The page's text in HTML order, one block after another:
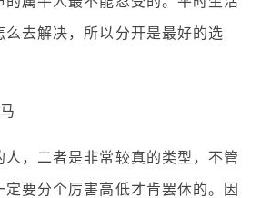
么去解决，所以分开是最好的选
人，二者是非常较真的类型，不管
要分个厉害高低才肯罢休的。因